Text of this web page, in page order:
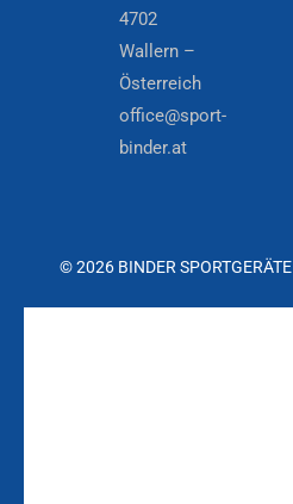
4702
Wallern –
Österreich
office@sport-
binder.at
© 2026 BINDER SPORTGERÄTE